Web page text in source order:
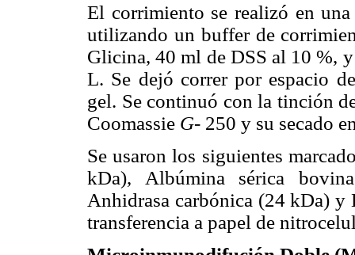
El corrimiento se realizó en
utilizando un buffer de
Glicina, 40 ml de DSS al 10 %,
L. Se dejó correr por espacio
gel. Se continuó con la tinción
Coomassie G- 250 y su secado
Se usaron los siguientes
kDa), Albúmina sérica
Anhidrasa carbónica (24 kDa)
transferencia a papel de